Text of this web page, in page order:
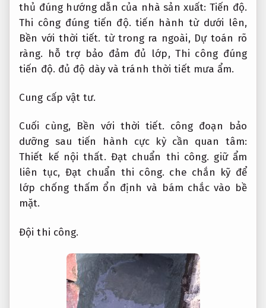
thủ đúng hướng dẫn của nhà sản xuất: Tiến độ.
Thi công đúng tiến độ. tiến hành từ dưới lên,
Bền với thời tiết. từ trong ra ngoài, Dự toán rõ
ràng. hỗ trợ bảo đảm đủ lớp,Thi công đúng
tiến độ. đủ độ dày và tránh thời tiết mưa ẩm.
Cung cấp vật tư.
Cuối cùng, Bền với thời tiết. công đoạn bảo
dưỡng sau tiến hành cực kỳ cần quan tâm:
Thiết kế nội thất. Đạt chuẩn thi công. giữ ẩm
liên tục, Đạt chuẩn thi công. che chắn kỹ để
lớp chống thấm ổn định và bám chắc vào bề
mặt.
Đội thi công.